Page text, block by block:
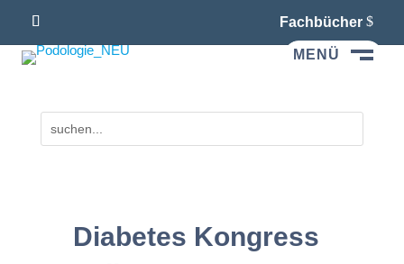
Fachbücher
MENÜ
Diabetes Kongress